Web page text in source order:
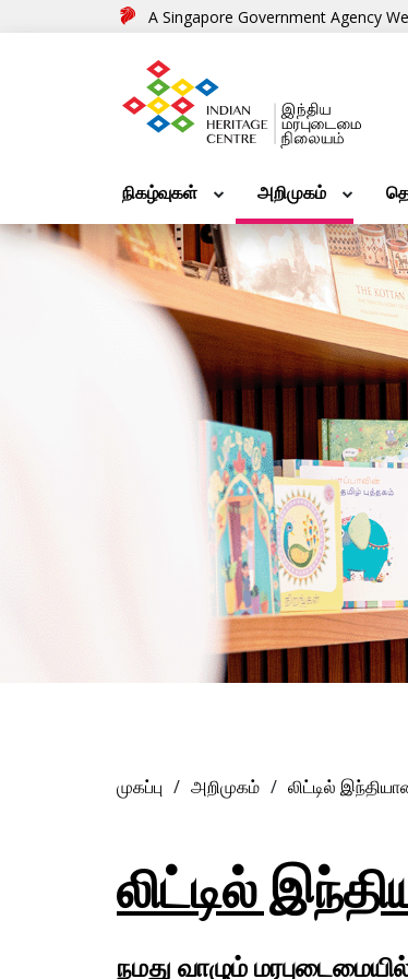
A Singapore Government Agency
நிகழ்வுகள் அறிமுகம்
முகப்பு அறிமுகம் லிட்டில்
லிட்டில்
நமது வாழும்